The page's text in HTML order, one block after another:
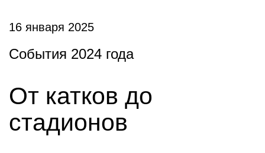
16 января 2025
События 2024 года
От катков до
стадионов